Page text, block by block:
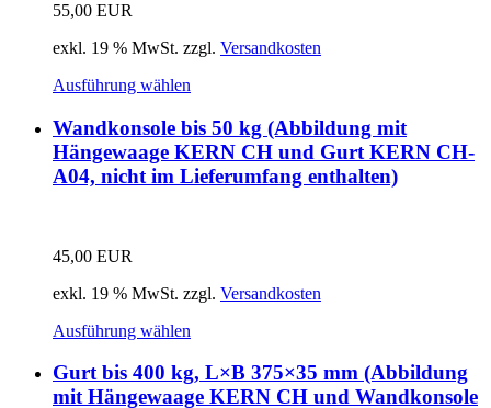
55,00 EUR
exkl. 19 % MwSt. zzgl. Versandkosten
Ausführung wählen
Wandkonsole bis 50 kg (Abbildung mit
Hängewaage KERN CH und Gurt KERN CH-
A04, nicht im Lieferumfang enthalten)
45,00 EUR
exkl. 19 % MwSt. zzgl. Versandkosten
Ausführung wählen
Gurt bis 400 kg, L×B 375×35 mm (Abbildung
mit Hängewaage KERN CH und Wandkonsole